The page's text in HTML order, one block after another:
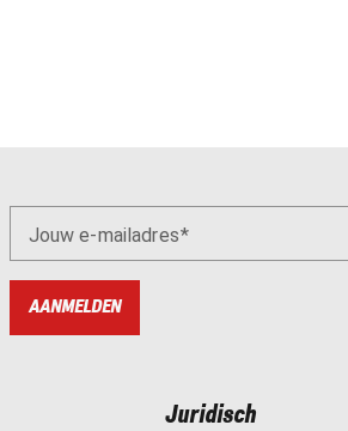
Jouw e-mailadres
AANMELDEN
Juridisch